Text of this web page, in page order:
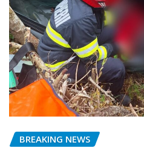
BREAKING NEWS